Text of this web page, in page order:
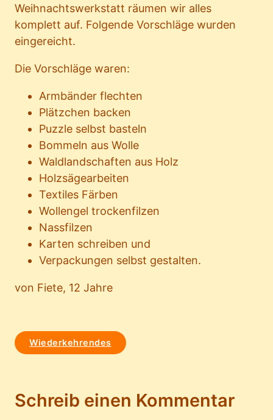
Weihnachtswerkstatt räumen wir alles
komplett auf. Folgende Vorschläge wurden
eingereicht.
Die Vorschläge waren:
Armbänder flechten
Plätzchen backen
Puzzle selbst basteln
Bommeln aus Wolle
Waldlandschaften aus Holz
Holzsägearbeiten
Textiles Färben
Wollengel trockenfilzen
Nassfilzen
Karten schreiben und
Verpackungen selbst gestalten.
von Fiete, 12 Jahre
Wiederkehrendes
Schreib einen Kommentar